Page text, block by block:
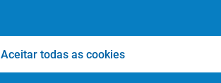
Aceitar todas as cookies